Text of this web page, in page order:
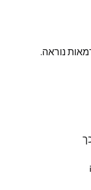
נוראה.